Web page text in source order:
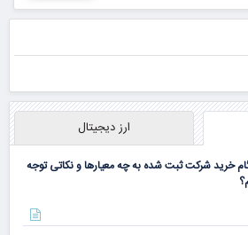
ارز دیجیتال
خرید شرکت ثبت شده به چه معیارها و نکاتی توجه